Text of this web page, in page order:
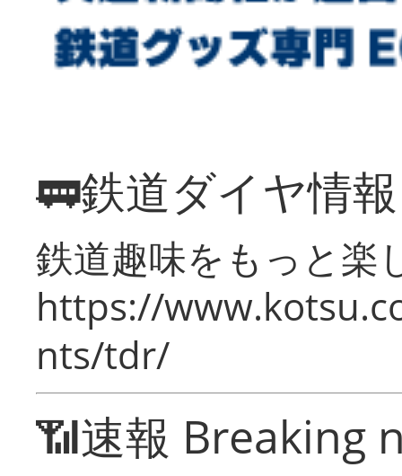
🚃鉄道ダイヤ情
鉄道趣味をもっと楽
https://
nts/tdr/
📶速報 Breaking